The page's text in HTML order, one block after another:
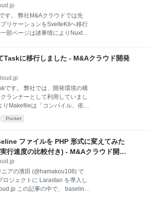
施とその効果測定を継続的に行
A/B テストの導入によっ
証することが可能となるのに加
れにくいデータが得られるた
などのツールを利用することも
ます。 しかしクライア
す。 弊社M&Aクラウドでは先
リケーションをSvelteKitへ移行
部ページは諸事情によりNuxtの
を迎える Vue.jsは現在3系とな
て作られているWebフレームワ
3系が最新となります。 また、
12月31日*1に、Nuxtについても
*2にサポート対象外になること
それに伴い弊社でもNuxtの2系
への以降に際してどのようなマイ
Taskに移行しました - M&Aクラウド開発
です。 弊社では、開発環境の構
ランナーとして利用していまし
りMakefileは「コンパイル、依存
list表示）などひと手間必要で、
利用のためハックな使い方をし
以下の記事を参考にMakefileやめ
より使いやすいものを目指した
す。 Go言語により作られている
１バイナリで済むのでほかの依
Pocket
ファイルを PHP 形式に変えてみた
行速度の比較付き) - M&Aクラウド開発
アの濱田 (@hamakou108) で
ロジェクトに Larastan を導入し
この記事の中で、 baseline